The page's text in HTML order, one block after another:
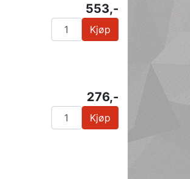
553,-
Kjøp
276,-
Kjøp